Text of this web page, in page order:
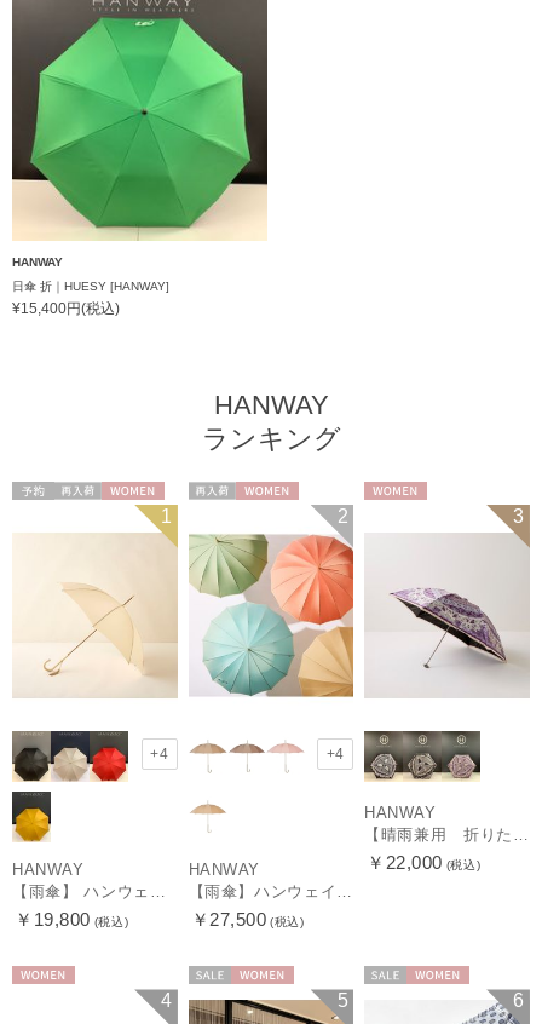
HANWAY
日傘 折｜HUESY [HANWAY]
¥15,400円(税込)
HANWAY
ランキング
WOMEN 1
+4
HANWAY
【雨傘】 ハンウェイ （HANWAY） Couturier クチュリエ 長傘 日本製
￥19,800 (税込)
2
+4
HANWAY
【雨傘】ハンウェイ （HANWAY ）真田耳（サナダミミ）長傘 日本製 カーボン骨
￥27,500 (税込)
3
HANWAY
【晴雨兼用 折りたたみ日傘】ハンウェイ（ＨＡＮＷＡＹ）Vestido de frida（べスティード・デ・フリーダ）
￥22,000 (税込)
4 5 6